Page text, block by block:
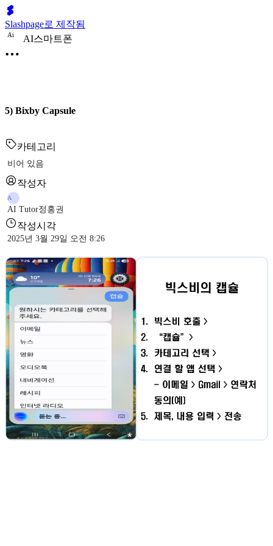
Slashpage로 제작됨
Ai AI스마트폰
5) Bixby Capsule
카테고리
비어 있음
작성자
A
AI Tutor정홍권
작성시각
2025년 3월 29일 오전 8:26